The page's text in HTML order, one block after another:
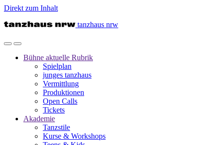
Direkt zum Inhalt
tanzhaus nrw
Bühne aktuelle Rubrik
Spielplan
junges tanzhaus
Vermittlung
Produktionen
Open Calls
Tickets
Akademie
Tanzstile
Kurse & Workshops